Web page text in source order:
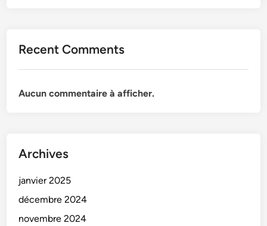
Recent Comments
Aucun commentaire à afficher.
Archives
janvier 2025
décembre 2024
novembre 2024